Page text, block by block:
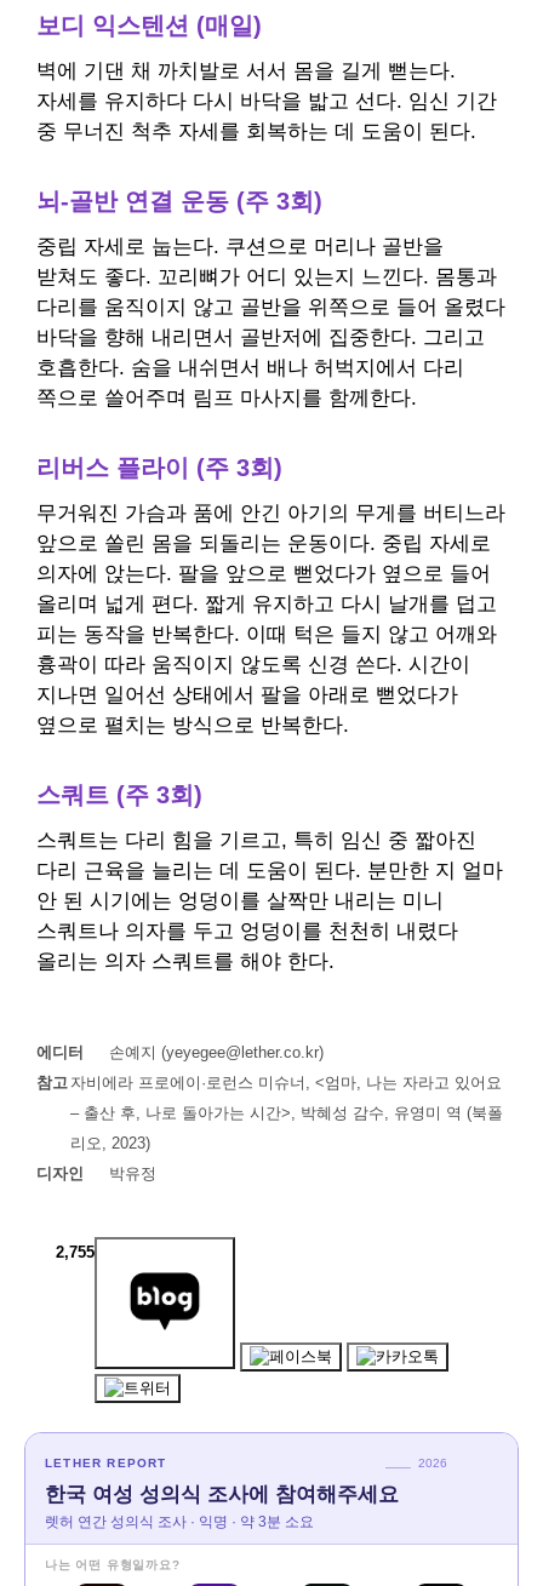
보디 익스텐션 (매일)
벽에 기댄 채 까치발로 서서 몸을 길게 뻗는다.
자세를 유지하다 다시 바닥을 밟고 선다. 임신 기간
중 무너진 척추 자세를 회복하는 데 도움이 된다.
뇌-골반 연결 운동 (주 3회)
중립 자세로 눕는다. 쿠션으로 머리나 골반을
받쳐도 좋다. 꼬리뼈가 어디 있는지 느낀다. 몸통과
다리를 움직이지 않고 골반을 위쪽으로 들어 올렸다
바닥을 향해 내리면서 골반저에 집중한다. 그리고
호흡한다. 숨을 내쉬면서 배나 허벅지에서 다리
쪽으로 쓸어주며 림프 마사지를 함께한다.
리버스 플라이 (주 3회)
무거워진 가슴과 품에 안긴 아기의 무게를 버티느라
앞으로 쏠린 몸을 되돌리는 운동이다. 중립 자세로
의자에 앉는다. 팔을 앞으로 뻗었다가 옆으로 들어
올리며 넓게 편다. 짧게 유지하고 다시 날개를 덥고
피는 동작을 반복한다. 이때 턱은 들지 않고 어깨와
흉곽이 따라 움직이지 않도록 신경 쓴다. 시간이
지나면 일어선 상태에서 팔을 아래로 뻗었다가
옆으로 펼치는 방식으로 반복한다.
스쿼트 (주 3회)
스쿼트는 다리 힘을 기르고, 특히 임신 중 짧아진
다리 근육을 늘리는 데 도움이 된다. 분만한 지 얼마
안 된 시기에는 엉덩이를 살짝만 내리는 미니
스쿼트나 의자를 두고 엉덩이를 천천히 내렸다
올리는 의자 스쿼트를 해야 한다.
2,755
에디터
손예지 (yeyegee@lether.co.kr)
참고 자비에라 프로에이·로런스 미슈너, <엄마, 나는 자라고 있어요
– 출산 후, 나로 돌아가는 시간>, 박혜성 감수, 유영미 역 (북폴
리오, 2023)
디자인
박유정
LETHER REPORT 2026
한국 여성 성의식 조사에 참여해주세요
렛허 연간 성의식 조사 · 익명 · 약 3분 소요
나는 어떤 유형일까요?